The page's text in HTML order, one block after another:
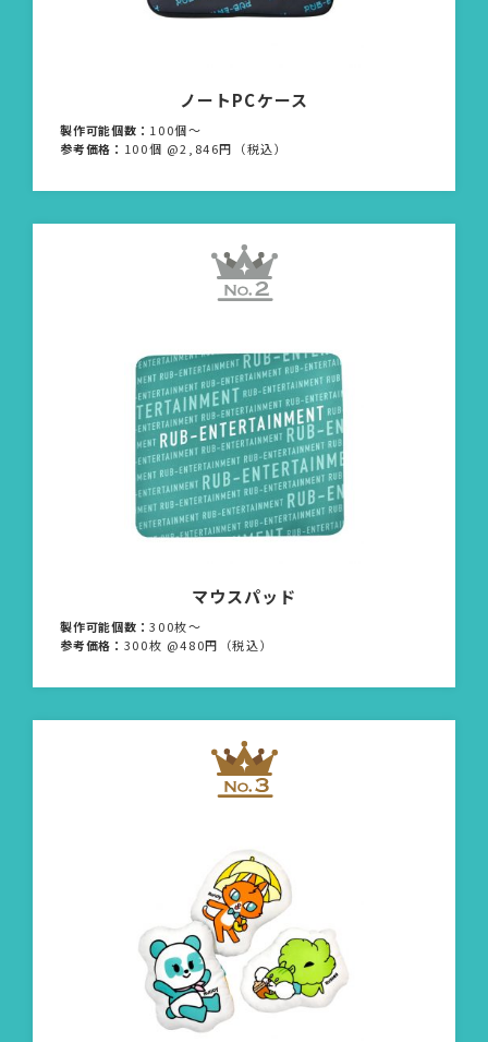
ノートPCケース
製作可能個数： 100個〜
参考価格： 100個 @2,846円（税込）
マウスパッド
製作可能個数：300枚〜
参考価格： 300枚 @480円（税込）